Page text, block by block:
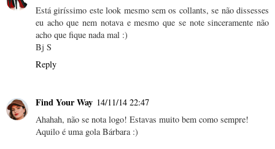
Está giríssimo este look mesmo sem os collants, se não dissesses
eu acho que nem notava e mesmo que se note sinceramente não
acho que fique nada mal :)
Bj S
Reply
Find Your Way 14/11/14 22:47
Ahahah, não se nota logo! Estavas muito bem como sempre!
Aquilo é uma gola Bárbara :)